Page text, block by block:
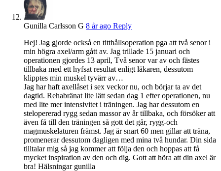
Gunilla Carlsson G 8 år ago Reply
Hej! Jag gjorde också en titthållsoperation pga att två senor i
min högra axel/arm gått av. Jag trillade 15 januari och
operationen gjordes 13 april, Två senor var av och fästes
tillbaka med ett hyfsat resultat enligt läkaren, dessutom
klipptes min muskel tyvärr av…
Jag har haft axellåset i sex veckor nu, och börjar ta av det
dagtid. Rehabränat lite lätt sedan dag 1 efter operationen, nu
med lite mer intensivitet i träningen. Jag har dessutom en
stelopererad rygg sedan massor av år tillbaka, och försöker att
även få till den träningen så gott det går, rygg-och
magmuskelaturen främst. Jag är snart 60 men gillar att träna,
promenerar dessutom dagligen med mina två hundar. Din sida
tilltalar mig så jag kommer att följa den och hoppas att få
mycket inspiration av den och dig. Gott att höra att din axel är
bra! Hälsningar gunilla